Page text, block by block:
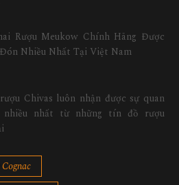
Rượu Meukow Chính Hãng Được
Nhiều Nhất Tại Việt Nam
Chivas luôn nhận được sự quan
nhiều nhất từ những tín đồ rượu